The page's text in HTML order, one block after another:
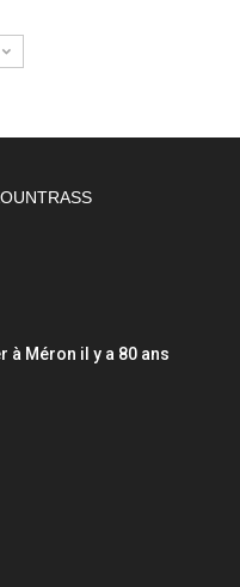
à Méron il y a 80 ans